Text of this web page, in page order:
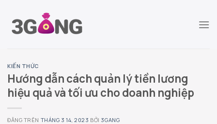
đến
KIẾN THỨC
Hướng dẫn cách quản lý tiền lương
hiệu quả và tối ưu cho doanh nghiệp
ĐĂNG TRÊN THÁNG 3 14, 2023 BỞI 3GANG